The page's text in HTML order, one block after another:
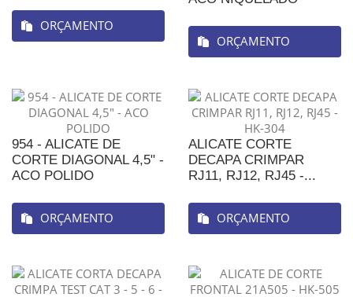
ORÇAMENTO
ORÇAMENTO
954 - ALICATE DE
CORTE DIAGONAL 4,5" -
ACO POLIDO
ORÇAMENTO
ALICATE CORTE
DECAPA CRIMPAR
RJ11, RJ12, RJ45 -...
ORÇAMENTO